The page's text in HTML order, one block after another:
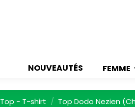
NOUVEAUTÉS FEMME
Top - T-shirt Top Dodo Nezien